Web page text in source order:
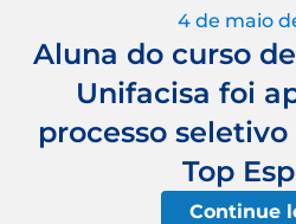
4 de maio
Aluna do curso
Unifacisa foi
processo
Top
Continue